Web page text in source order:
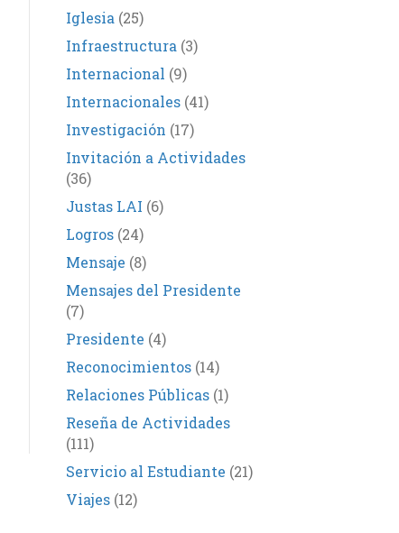
Iglesia (25)
Infraestructura (3)
Internacional (9)
Internacionales(41)
Investigación (17)
Invitación a Actividades
(36)
Justas LAI (6)
Logros(24)
Mensaje (8)
Mensajes del Presidente
(7)
Presidente (4)
Reconocimientos(14)
Relaciones Públicas(1)
Reseña de Actividades
(111)
Servicio al Estudiante (21)
Viajes(12)